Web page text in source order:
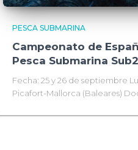
PESCA SUBMARINA
Campeonato de
Pesca Submarina
Fecha: 25 y 26 de septiembre
Picafort-Mallorca (Baleares)